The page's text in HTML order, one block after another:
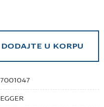
7001047
EGGER
DODAJTE U KORPU